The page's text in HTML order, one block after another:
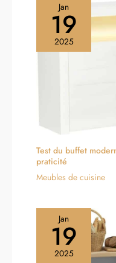
Jan
19
2025
Test du buffet
praticité
Meubles de cuisine
Jan
19
2025